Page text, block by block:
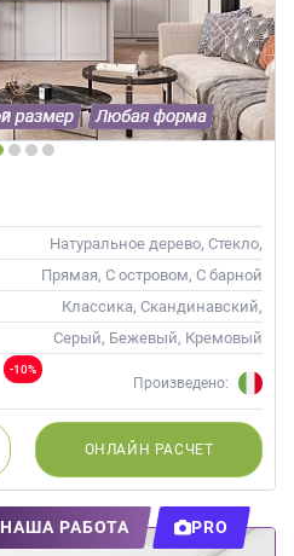
Натуральное дерево, Стекло,
Массив
Прямая, С островом, С барной
стойкой
Классика, Скандинавский,
Неоклассика
Серый, Бежевый, Кремовый
-10%
Произведено:
ОНЛАЙН РАСЧЕТ
НАША РАБОТА PRO